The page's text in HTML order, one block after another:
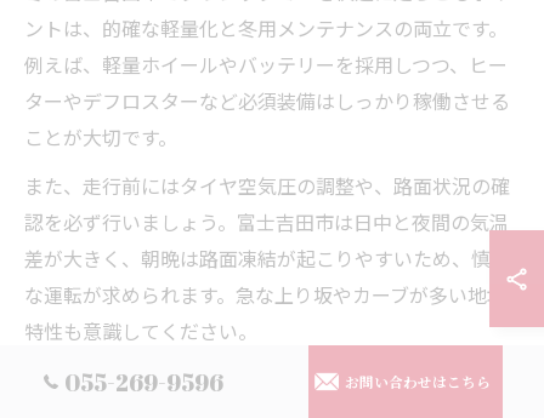
ントは、的確な軽量化と冬用メンテナンスの両立です。
例えば、軽量ホイールやバッテリーを採用しつつ、ヒー
ターやデフロスターなど必須装備はしっかり稼働させる
ことが大切です。
また、走行前にはタイヤ空気圧の調整や、路面状況の確
認を必ず行いましょう。富士吉田市は日中と夜間の気温
差が大きく、朝晩は路面凍結が起こりやすいため、慎重
な運転が求められます。急な上り坂やカーブが多い地域
特性も意識してください。
実際のユーザーからは「軽量化したことで雪道でも運転
055-269-9596 お問い合わせはこちら